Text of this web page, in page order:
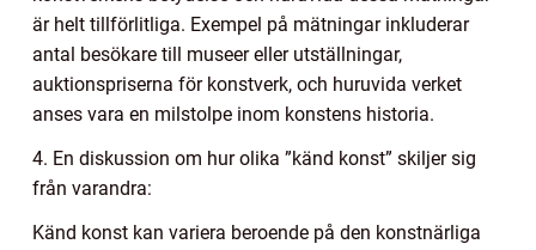
är helt tillförlitliga. Exempel på mätningar inkluderar
antal besökare till museer eller utställningar,
auktionspriserna för konstverk, och huruvida verket
anses vara en milstolpe inom konstens historia.
4. En diskussion om hur olika ”känd konst” skiljer sig
från varandra:
Känd konst kan variera beroende på den konstnärliga